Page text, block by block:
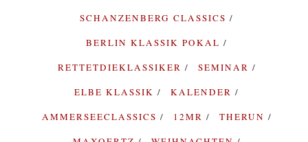
SCHANZENBERG CLASSICS
BERLIN KLASSIK POKAL
RETTETDIEKLASSIKER
SEMINAR
ELBE KLASSIK
KALENDER
AMMERSEECLASSICS
12MR
THERUN